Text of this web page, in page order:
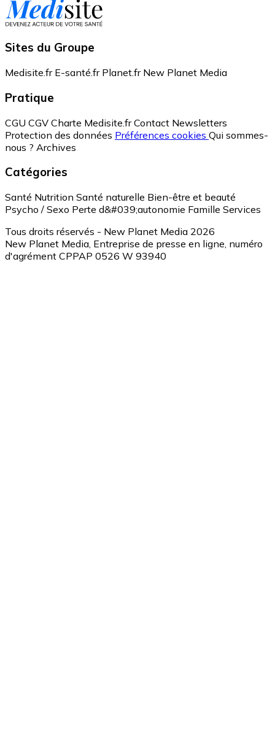
Sites du Groupe
Medisite.fr E-santé.fr Planet.fr New Planet Media
Pratique
CGU CGV Charte Medisite.fr Contact Newsletters
Protection des données Préférences cookies Qui sommes-
nous ? Archives
Catégories
Santé Nutrition Santé naturelle Bien-être et beauté
Psycho / Sexo Perte d&#039;autonomie Famille Services
Tous droits réservés - New Planet Media 2026
New Planet Media, Entreprise de presse en ligne, numéro
d'agrément CPPAP 0526 W 93940